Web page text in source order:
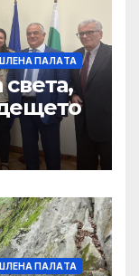
ПАЛAТА
ПАЛAТА